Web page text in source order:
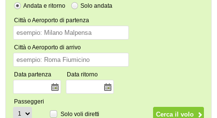
Andata e ritorno Solo andata
Città o Aeroporto di partenza
Città o Aeroporto di arrivo
Data partenza Data ritorno
Passeggeri
Solo voli diretti